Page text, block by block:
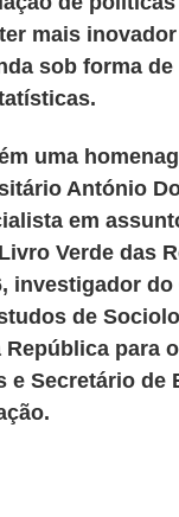
mais
sob forma
uma
António
em
Verde das
investigador do
de
para
e Secretário de